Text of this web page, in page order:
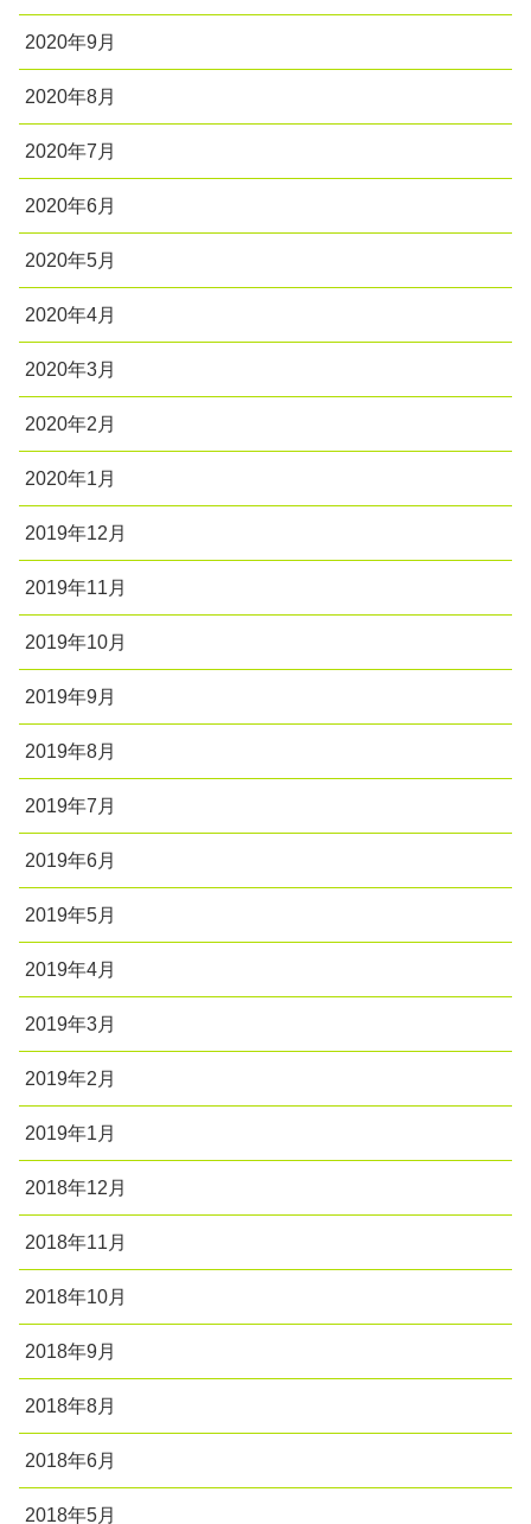
2020年9月
2020年8月
2020年7月
2020年6月
2020年5月
2020年4月
2020年3月
2020年2月
2020年1月
2019年12月
2019年11月
2019年10月
2019年9月
2019年8月
2019年7月
2019年6月
2019年5月
2019年4月
2019年3月
2019年2月
2019年1月
2018年12月
2018年11月
2018年10月
2018年9月
2018年8月
2018年6月
2018年5月